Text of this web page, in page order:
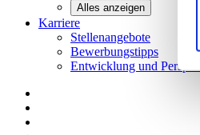
Alles anzeigen
Karriere
Stellenangebote
Bewerbungstipps
Entwicklung und